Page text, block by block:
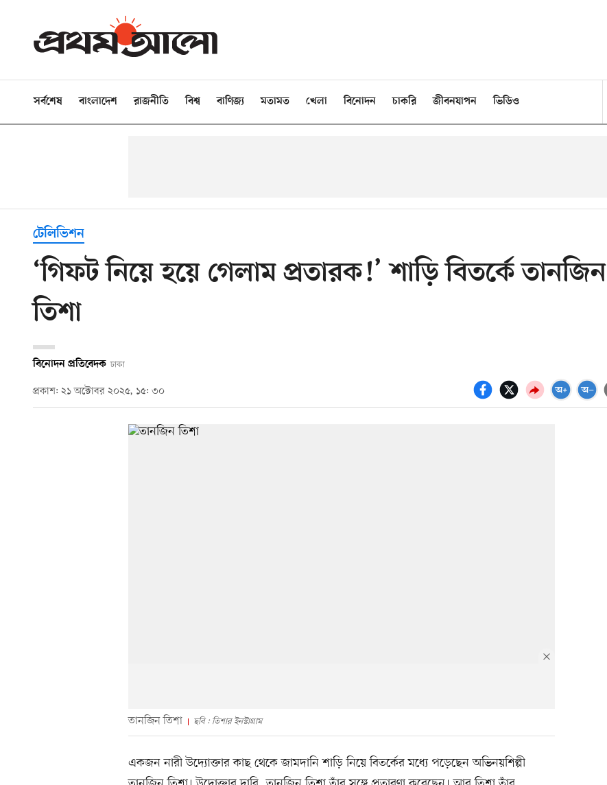
সর্বশেষ বাংলাদেশ রাজনীতি বিশ্ব বাণিজ্য মতামত খেলা বিনোদন চাকরি জীবনযাপন ভিডিও
টেলিভিশন
‘গিফট নিয়ে হয়ে গেলাম প্রতারক!’ শাড়ি বিতর্কে তানজিন
তিশা
বিনোদন প্রতিবেদক ঢাকা
প্রকাশ: ২১ অক্টোবর ২০২৫, ১৫: ৩০
তানজিন তিশা ছবি : তিশার ইনস্টাগ্রাম
একজন নারী উদ্যোক্তার কাছ থেকে জামদানি শাড়ি নিয়ে বিতর্কের মধ্যে পড়েছেন অভিনয়শিল্পী